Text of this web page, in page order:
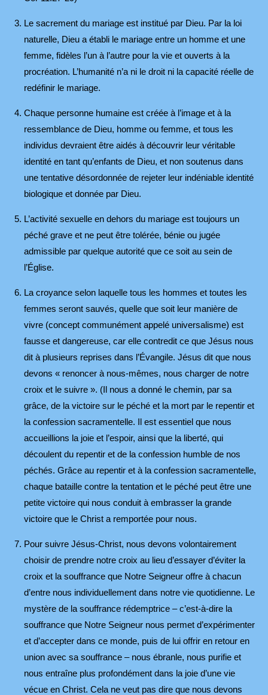
Le sacrement du mariage est institué par Dieu. Par la loi
naturelle, Dieu a établi le mariage entre un homme et une
femme, fidèles l’un à l’autre pour la vie et ouverts à la
procréation. L’humanité n’a ni le droit ni la capacité réelle de
redéfinir le mariage.
Chaque personne humaine est créée à l’image et à la
ressemblance de Dieu, homme ou femme, et tous les
individus devraient être aidés à découvrir leur véritable
identité en tant qu’enfants de Dieu, et non soutenus dans
une tentative désordonnée de rejeter leur indéniable identité
biologique et donnée par Dieu.
L’activité sexuelle en dehors du mariage est toujours un
péché grave et ne peut être tolérée, bénie ou jugée
admissible par quelque autorité que ce soit au sein de
l’Église.
La croyance selon laquelle tous les hommes et toutes les
femmes seront sauvés, quelle que soit leur manière de
vivre (concept communément appelé universalisme) est
fausse et dangereuse, car elle contredit ce que Jésus nous
dit à plusieurs reprises dans l’Évangile. Jésus dit que nous
devons « renoncer à nous-mêmes, nous charger de notre
croix et le suivre ». (Il nous a donné le chemin, par sa
grâce, de la victoire sur le péché et la mort par le repentir et
la confession sacramentelle. Il est essentiel que nous
accueillions la joie et l’espoir, ainsi que la liberté, qui
découlent du repentir et de la confession humble de nos
péchés. Grâce au repentir et à la confession sacramentelle,
chaque bataille contre la tentation et le péché peut être une
petite victoire qui nous conduit à embrasser la grande
victoire que le Christ a remportée pour nous.
Pour suivre Jésus-Christ, nous devons volontairement
choisir de prendre notre croix au lieu d’essayer d’éviter la
croix et la souffrance que Notre Seigneur offre à chacun
d’entre nous individuellement dans notre vie quotidienne. Le
mystère de la souffrance rédemptrice – c’est-à-dire la
souffrance que Notre Seigneur nous permet d’expérimenter
et d’accepter dans ce monde, puis de lui offrir en retour en
union avec sa souffrance – nous ébranle, nous purifie et
nous entraîne plus profondément dans la joie d’une vie
vécue en Christ. Cela ne veut pas dire que nous devons